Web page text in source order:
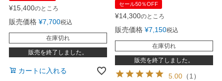
¥15,400のところ
販売価格 ¥7,700税込
在庫切れ
販売を終了しました。
カートに入れる
セール50％OFF
¥14,300のところ
販売価格 ¥7,150税込
在庫切れ
販売を終了しました。
5.00 （1 ）